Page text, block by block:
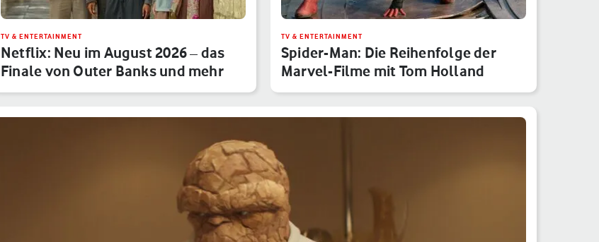
TV & ENTERTAINMENT
Netflix: Neu im August 2026 – das
Finale von Outer Banks und mehr
TV & ENTERTAINMENT
Spider-Man: Die Reihenfolge der
Marvel-Filme mit Tom Holland